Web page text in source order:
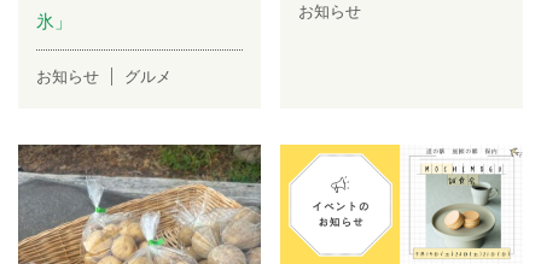
氷」
お知らせ グルメ
お知らせ